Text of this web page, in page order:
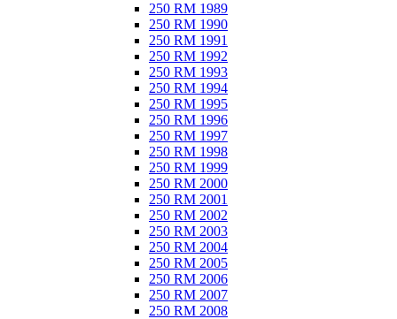
250 RM 1989
250 RM 1990
250 RM 1991
250 RM 1992
250 RM 1993
250 RM 1994
250 RM 1995
250 RM 1996
250 RM 1997
250 RM 1998
250 RM 1999
250 RM 2000
250 RM 2001
250 RM 2002
250 RM 2003
250 RM 2004
250 RM 2005
250 RM 2006
250 RM 2007
250 RM 2008